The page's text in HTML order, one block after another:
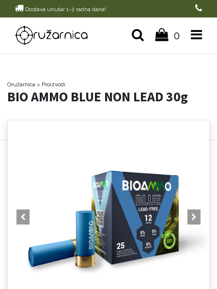
Dostava unutar 1-2 radna dana!
0
Oružarnica > Proizvodi
BIO AMMO BLUE NON LEAD 30g